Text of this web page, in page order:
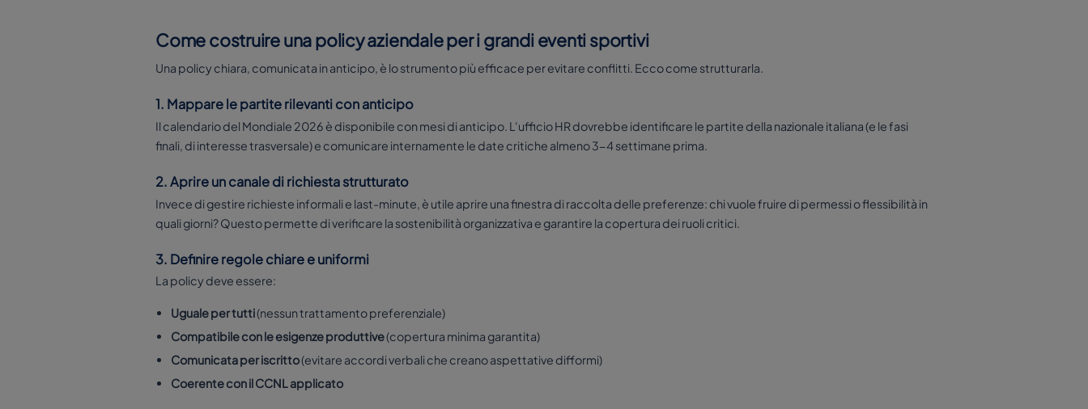
Come costruire una policy aziendale per i grandi eventi sportivi
Una policy chiara, comunicata in anticipo, è lo strumento più efficace per evitare conflitti. Ecco come strutturarla.
1. Mappare le partite rilevanti con anticipo
Il calendario del Mondiale 2026 è disponibile con mesi di anticipo. L'ufficio HR dovrebbe identificare le partite della nazionale italiana (e le fasi
finali, di interesse trasversale) e comunicare internamente le date critiche almeno 3-4 settimane prima.
2. Aprire un canale di richiesta strutturato
Invece di gestire richieste informali e last-minute, è utile aprire una finestra di raccolta delle preferenze: chi vuole fruire di permessi o flessibilità in
quali giorni? Questo permette di verificare la sostenibilità organizzativa e garantire la copertura dei ruoli critici.
3. Definire regole chiare e uniformi
La policy deve essere:
Uguale per tutti(nessun trattamento preferenziale)
Compatibile con le esigenze produttive(copertura minima garantita)
Comunicata per iscritto(evitare accordi verbali che creano aspettative difformi)
Coerente con il CCNL applicato